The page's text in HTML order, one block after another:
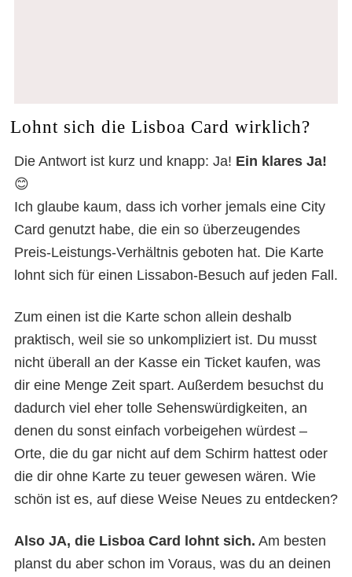
Lohnt sich die Lisboa Card wirklich?
Die Antwort ist kurz und knapp: Ja! Ein klares Ja!
😊
Ich glaube kaum, dass ich vorher jemals eine City
Card genutzt habe, die ein so überzeugendes
Preis-Leistungs-Verhältnis geboten hat. Die Karte
lohnt sich für einen Lissabon-Besuch auf jeden Fall.
Zum einen ist die Karte schon allein deshalb
praktisch, weil sie so unkompliziert ist. Du musst
nicht überall an der Kasse ein Ticket kaufen, was
dir eine Menge Zeit spart. Außerdem besuchst du
dadurch viel eher tolle Sehenswürdigkeiten, an
denen du sonst einfach vorbeigehen würdest –
Orte, die du gar nicht auf dem Schirm hattest oder
die dir ohne Karte zu teuer gewesen wären. Wie
schön ist es, auf diese Weise Neues zu entdecken?
Also JA, die Lisboa Card lohnt sich. Am besten
planst du aber schon im Voraus, was du an deinen